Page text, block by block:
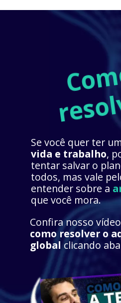
Se você quer ter
vida e trabalho,
tentar salvar o
todos, mas vale
entender sobre a
que você mora.
como resolver o
global clicando